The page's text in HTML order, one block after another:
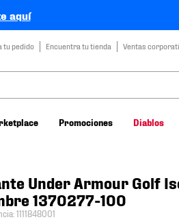
aquí
tu pedido Encuentra tu tienda Ventas
Promociones Diablos
Under Armour Golf
1370277-100
:1111848001